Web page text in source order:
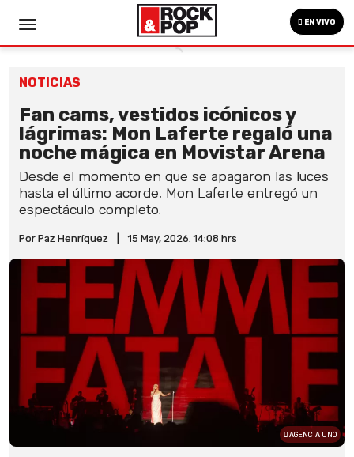
EN VIVO
NOTICIAS
Fan cams, vestidos icónicos y
lágrimas: Mon Laferte regaló una
noche mágica en Movistar Arena
Desde el momento en que se apagaron las luces
hasta el último acorde, Mon Laferte entregó un
espectáculo completo.
Por Paz Henríquez 15 May, 2026. 14:08 hrs
AGENCIA UNO